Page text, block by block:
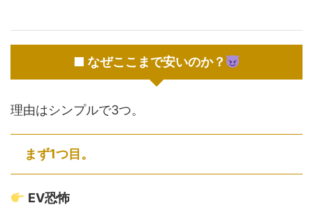
■ なぜここまで安いのか？
理由はシンプルで3つ。
まず1つ目。
EV恐怖